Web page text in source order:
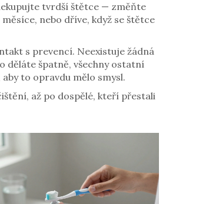
tvrdší štětce — změňte
nebo dříve, když se štětce
s prevencí. Neexistuje žádná
děláte špatně, všechny ostatní
to opravdu mělo smysl.
až po dospělé, kteří přestali